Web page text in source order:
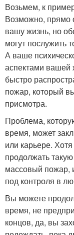
Возьмем, к
Возможно, прямо
вашу жизнь, но
могут послужить
А ваше
аспектами вашей
быстро
пожар, который
присмотра.
Проблема,
время, может
или карьере.
продолжать
массовый пожар,
под контроля в
Вы можете
время, не
концов, да, вы